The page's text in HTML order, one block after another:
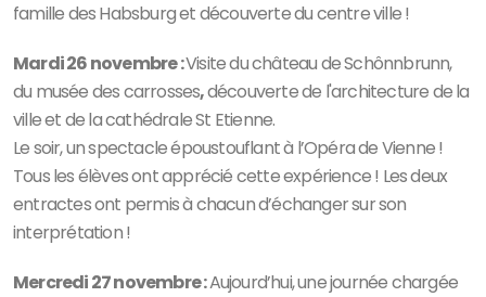
famille des Habsburg et découverte du centre ville !
Mardi 26 novembre :Visite du château de Schônnbrunn,
du musée des carrosses,découverte de l'architecture de la
ville et de la cathédrale St Etienne.
Le soir, un spectacle époustouflant à l’Opéra de Vienne !
Tous les élèves ont apprécié cette expérience ! Les deux
entractes ont permis à chacun d’échanger sur son
interprétation !
Mercredi 27 novembre :Aujourd’hui, une journée chargée